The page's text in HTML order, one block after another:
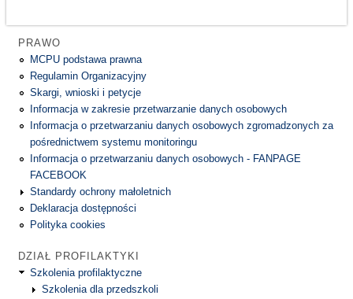
PRAWO
MCPU podstawa prawna
Regulamin Organizacyjny
Skargi, wnioski i petycje
Informacja w zakresie przetwarzanie danych osobowych
Informacja o przetwarzaniu danych osobowych zgromadzonych za
pośrednictwem systemu monitoringu
Informacja o przetwarzaniu danych osobowych - FANPAGE
FACEBOOK
Standardy ochrony małoletnich
Deklaracja dostępności
Polityka cookies
DZIAŁ PROFILAKTYKI
Szkolenia profilaktyczne
Szkolenia dla przedszkoli